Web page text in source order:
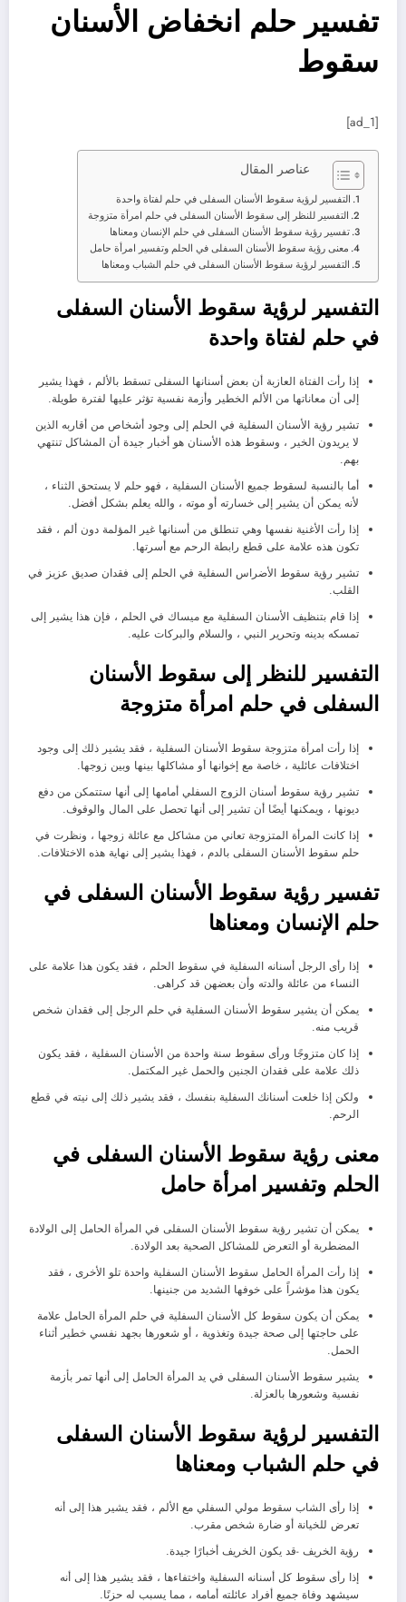
تفسير حلم انخفاض الأسنان
سقوط
[ad_1]
عناصر المقال
التفسير لرؤية سقوط الأسنان السفلى في حلم لفتاة واحدة
التفسير للنظر إلى سقوط الأسنان السفلى في حلم امرأة متزوجة
تفسير رؤية سقوط الأسنان السفلى في حلم الإنسان ومعناها
معنى رؤية سقوط الأسنان السفلى في الحلم وتفسير امرأة حامل
التفسير لرؤية سقوط الأسنان السفلى في حلم الشباب ومعناها
التفسير لرؤية سقوط الأسنان السفلى
في حلم لفتاة واحدة
إذا رأت الفتاة العازبة أن بعض أسنانها السفلى تسقط بالألم ، فهذا يشير
إلى أن معاناتها من الألم الخطير وأزمة نفسية تؤثر عليها لفترة طويلة.
تشير رؤية الأسنان السفلية في الحلم إلى وجود أشخاص من أقاربه الذين
لا يريدون الخير ، وسقوط هذه الأسنان هو أخبار جيدة أن المشاكل تنتهي
بهم.
أما بالنسبة لسقوط جميع الأسنان السفلية ، فهو حلم لا يستحق الثناء ،
لأنه يمكن أن يشير إلى خسارته أو موته ، والله يعلم بشكل أفضل.
إذا رأت الأغنية نفسها وهي تنطلق من أسنانها غير المؤلمة دون ألم ، فقد
تكون هذه علامة على قطع رابطة الرحم مع أسرتها.
تشير رؤية سقوط الأضراس السفلية في الحلم إلى فقدان صديق عزيز في
القلب.
إذا قام بتنظيف الأسنان السفلية مع ميساك في الحلم ، فإن هذا يشير إلى
تمسكه بدينه وتحرير النبي ، والسلام والبركات عليه.
التفسير للنظر إلى سقوط الأسنان
السفلى في حلم امرأة متزوجة
إذا رأت امرأة متزوجة سقوط الأسنان السفلية ، فقد يشير ذلك إلى وجود
اختلافات عائلية ، خاصة مع إخوانها أو مشاكلها بينها وبين زوجها.
تشير رؤية سقوط أسنان الزوج السفلي أمامها إلى أنها ستتمكن من دفع
ديونها ، ويمكنها أيضًا أن تشير إلى أنها تحصل على المال والوقوف.
إذا كانت المرأة المتزوجة تعاني من مشاكل مع عائلة زوجها ، ونظرت في
حلم سقوط الأسنان السفلى بالدم ، فهذا يشير إلى نهاية هذه الاختلافات.
تفسير رؤية سقوط الأسنان السفلى في
حلم الإنسان ومعناها
إذا رأى الرجل أسنانه السفلية في سقوط الحلم ، فقد يكون هذا علامة على
النساء من عائلة والدته وأن بعضهن قد كراهى.
يمكن أن يشير سقوط الأسنان السفلية في حلم الرجل إلى فقدان شخص
قريب منه.
إذا كان متزوجًا ورأى سقوط سنة واحدة من الأسنان السفلية ، فقد يكون
ذلك علامة على فقدان الجنين والحمل غير المكتمل.
ولكن إذا خلعت أسنانك السفلية بنفسك ، فقد يشير ذلك إلى نيته في قطع
الرحم.
معنى رؤية سقوط الأسنان السفلى في
الحلم وتفسير امرأة حامل
يمكن أن تشير رؤية سقوط الأسنان السفلى في المرأة الحامل إلى الولادة
المضطربة أو التعرض للمشاكل الصحية بعد الولادة.
إذا رأت المرأة الحامل سقوط الأسنان السفلية واحدة تلو الأخرى ، فقد
يكون هذا مؤشراً على خوفها الشديد من جنينها.
يمكن أن يكون سقوط كل الأسنان السفلية في حلم المرأة الحامل علامة
على حاجتها إلى صحة جيدة وتغذوية ، أو شعورها بجهد نفسي خطير أثناء
الحمل.
يشير سقوط الأسنان السفلى في يد المرأة الحامل إلى أنها تمر بأزمة
نفسية وشعورها بالعزلة.
التفسير لرؤية سقوط الأسنان السفلى
في حلم الشباب ومعناها
إذا رأى الشاب سقوط مولي السفلي مع الألم ، فقد يشير هذا إلى أنه
تعرض للخيانة أو ضارة شخص مقرب.
رؤية الخريف -قد يكون الخريف أخبارًا جيدة.
إذا رأى سقوط كل أسنانه السفلية واختفاءها ، فقد يشير هذا إلى أنه
سيشهد وفاة جميع أفراد عائلته أمامه ، مما يسبب له حزنًا.